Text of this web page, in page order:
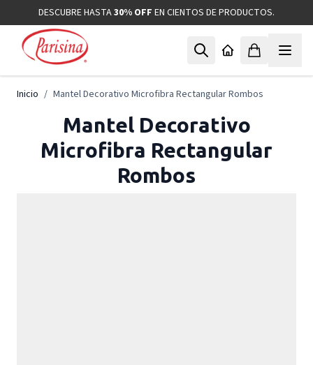
Ir al contenidoDESCUBRE HASTA30% OFF EN CIENTOS DE PRODUCTOS.
Inicio / Mantel Decorativo Microfibra Rectangular Rombos
Mantel Decorativo
Microfibra Rectangular
Rombos